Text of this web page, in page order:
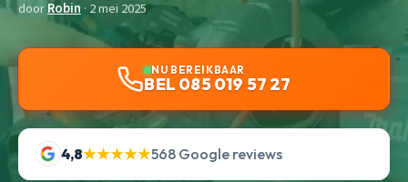
doorRobin· 2 mei 2025
NU BEREIKBAAR
BEL 085 019 57 27
4,8★★★★★568 Google reviews